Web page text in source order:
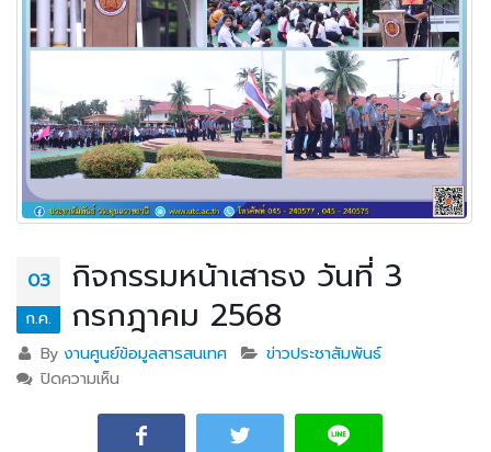
03
ก.ค.
กิจกรรมหน้าเสาธง วันที่ 3
กรกฎาคม 2568
Byงานศูนย์ข้อมูลสารสนเทศ
ข่าวประชาสัมพันธ์
ปิดความเห็น